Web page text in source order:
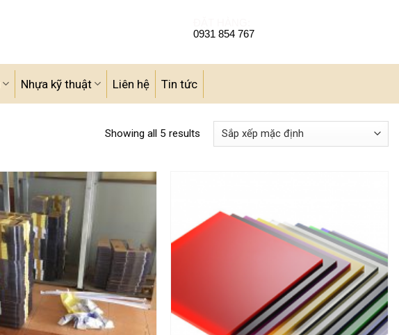
0931 854 767
Nhựa kỹ thuật Liên hệ Tin tức
Showing all 5 results